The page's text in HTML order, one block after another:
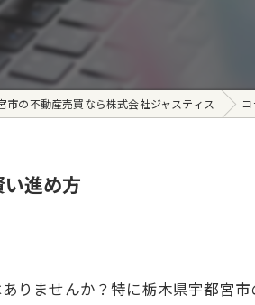
市の不動産売買なら株式会社ジャスティス
進め方
りませんか？特に栃木県宇都宮